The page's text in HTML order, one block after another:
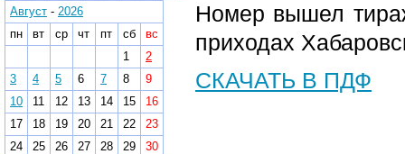
Номер вышел
приходах
СКАЧАТЬ В ПДФ
Август - 2026
пн
вт ср чт пт сб
вс
1
2
3
4 5 6 7 8
9
10
11 12 13 14 15
16
17
18 19 20 21 22
23
24
25 26 27 28 29
30